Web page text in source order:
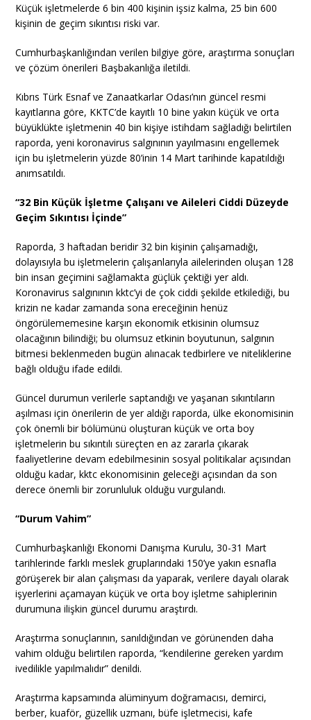
Küçük işletmelerde 6 bin 400 kişinin işsiz kalma, 25 bin 600
kişinin de geçim sıkıntısı riski var.
Cumhurbaşkanlığından verilen bilgiye göre, araştırma sonuçları
ve çözüm önerileri Başbakanlığa iletildi.
Kıbrıs Türk Esnaf ve Zanaatkarlar Odası’nın güncel resmi
kayıtlarına göre, KKTC’de kayıtlı 10 bine yakın küçük ve orta
büyüklükte işletmenin 40 bin kişiye istihdam sağladığı belirtilen
raporda, yeni koronavirus salgınının yayılmasını engellemek
için bu işletmelerin yüzde 80’inin 14 Mart tarihinde kapatıldığı
anımsatıldı.
“32 Bin Küçük İşletme Çalışanı ve Aileleri Ciddi Düzeyde
Geçim Sıkıntısı İçinde”
Raporda, 3 haftadan beridir 32 bin kişinin çalışamadığı,
dolayısıyla bu işletmelerin çalışanlarıyla ailelerinden oluşan 128
bin insan geçimini sağlamakta güçlük çektiği yer aldı.
Koronavirus salgınının kktc’yi de çok ciddi şekilde etkilediği, bu
krizin ne kadar zamanda sona ereceğinin henüz
öngörülememesine karşın ekonomik etkisinin olumsuz
olacağının bilindiği; bu olumsuz etkinin boyutunun, salgının
bitmesi beklenmeden bugün alınacak tedbirlere ve niteliklerine
bağlı olduğu ifade edildi.
Güncel durumun verilerle saptandığı ve yaşanan sıkıntıların
aşılması için önerilerin de yer aldığı raporda, ülke ekonomisinin
çok önemli bir bölümünü oluşturan küçük ve orta boy
işletmelerin bu sıkıntılı süreçten en az zararla çıkarak
faaliyetlerine devam edebilmesinin sosyal politikalar açısından
olduğu kadar, kktc ekonomisinin geleceği açısından da son
derece önemli bir zorunluluk olduğu vurgulandı.
“Durum Vahim”
Cumhurbaşkanlığı Ekonomi Danışma Kurulu, 30-31 Mart
tarihlerinde farklı meslek gruplarındaki 150’ye yakın esnafla
görüşerek bir alan çalışması da yaparak, verilere dayalı olarak
işyerlerini açamayan küçük ve orta boy işletme sahiplerinin
durumuna ilişkin güncel durumu araştırdı.
Araştırma sonuçlarının, sanıldığından ve görünenden daha
vahim olduğu belirtilen raporda, “kendilerine gereken yardım
ivedilikle yapılmalıdır” denildi.
Araştırma kapsamında alüminyum doğramacısı, demirci,
berber, kuaför, güzellik uzmanı, büfe işletmecisi, kafe